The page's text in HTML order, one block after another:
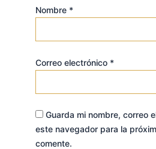
Nombre *
Correo electrónico *
Guarda mi nombre, correo
este navegador para la
comente.